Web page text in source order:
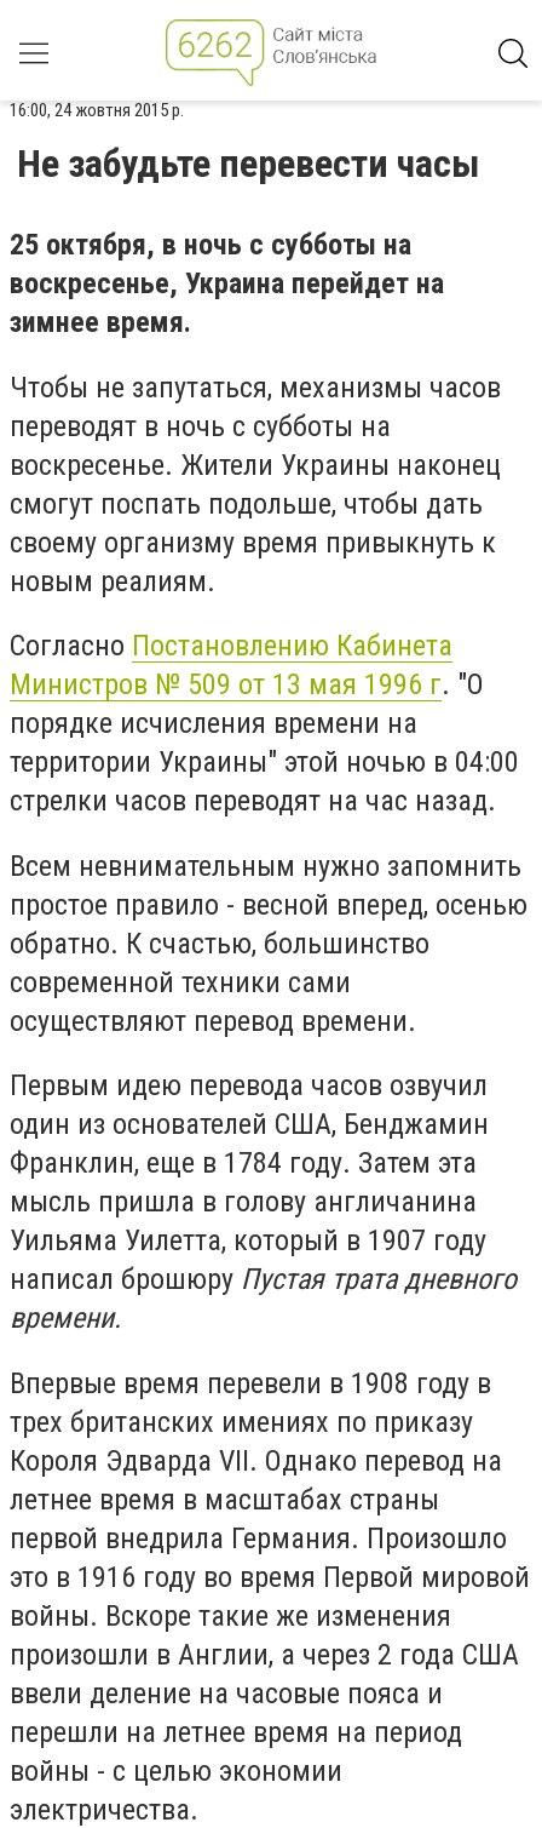
16:00, 24 жовтня 2015 р.
Не забудьте перевести часы
25 октября, в ночь с субботы на
воскресенье, Украина перейдет на
зимнее время.
Чтобы не запутаться, механизмы часов
переводят в ночь с субботы на
воскресенье. Жители Украины наконец
смогут поспать подольше, чтобы дать
своему организму время привыкнуть к
новым реалиям.
Согласно Постановлению Кабинета
Министров № 509 от 13 мая 1996 г. "О
порядке исчисления времени нa
территории Украины" этой ночью в 04:00
стрелки часов переводят на час назад.
Всем невнимательным нужно запомнить
простое правило - весной вперед, осенью
обратно. К счастью, большинство
современной техники сами
осуществляют перевод времени.
Первым идею перевода часов озвучил
один из основателей США, Бенджамин
Франклин, еще в 1784 году. Затем эта
мысль пришла в голову англичанина
Уильяма Уилетта, который в 1907 году
написал брошюру Пустая трата дневного
времени.
Впервые время перевели в 1908 году в
трех британских имениях по приказу
Короля Эдварда VII. Однако перевод на
летнее время в масштабах страны
первой внедрила Германия. Произошло
это в 1916 году во время Первой мировой
войны. Вскоре такие же изменения
произошли в Англии, а через 2 года США
ввели деление на часовые пояса и
перешли на летнее время на период
войны - с целью экономии
электричества.